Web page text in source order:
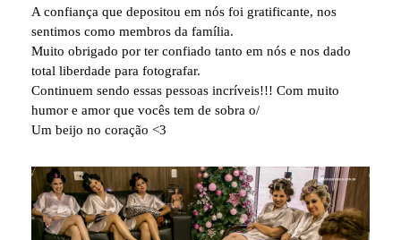
A confiança que depositou em nós foi gratificante, nos
sentimos como membros da família.
Muito obrigado por ter confiado tanto em nós e nos dado
total liberdade para fotografar.
Continuem sendo essas pessoas incríveis!!! Com muito
humor e amor que vocês tem de sobra o/
Um beijo no coração <3